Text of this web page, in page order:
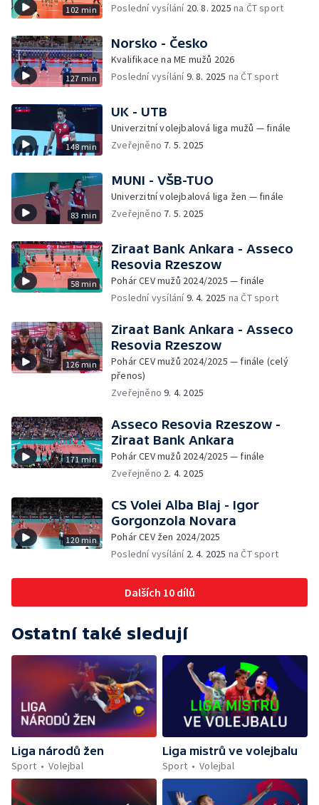
102 min
Poslední vysílání 20. 8. 2025 na ČT sport
127 min
Norsko - Česko
Kvalifikace na ME mužů 2026
Poslední vysílání9. 8. 2025 na ČT sport
148 min
UK - UTB
Univerzitní volejbalová liga mužů — finále
Zveřejněno 7. 5. 2025
83 min
MUNI - VŠB-TUO
Univerzitní volejbalová liga žen — finále
Zveřejněno 7. 5. 2025
58 min
Ziraat Bank Ankara - Asseco
Resovia Rzeszow
Pohár CEV mužů 2024/2025 — finále
Poslední vysílání9. 4. 2025 na ČT sport
126 min
Ziraat Bank Ankara - Asseco
Resovia Rzeszow
Pohár CEV mužů 2024/2025 — finále (celý
přenos)
Zveřejněno9. 4. 2025
171 min
Asseco Resovia Rzeszow -
Ziraat Bank Ankara
Pohár CEV mužů 2024/2025 — finále
Zveřejněno 2. 4. 2025
120 min
CS Volei Alba Blaj - Igor
Gorgonzola Novara
Pohár CEV žen 2024/2025
Poslední vysílání 2. 4. 2025 na ČT sport
Dalších 10 dílů
Ostatní také sledují
Liga národů žen
Sport
Volejbal
Liga mistrů ve volejbalu
Sport
Volejbal